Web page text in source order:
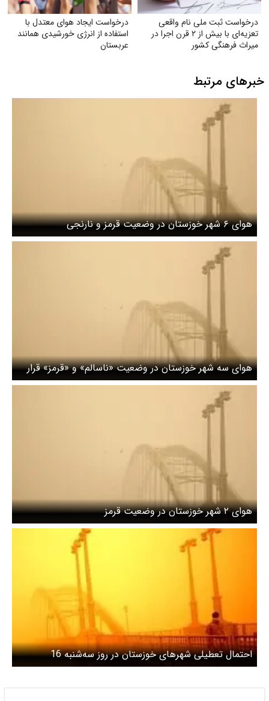
درخواست ثبت ملی نام واقعی
تعزیه‌ای با بیش از ۲ قرن اجرا در
میراث فرهنگی کشور
درخواست ایجاد هوای معتدل با
استفاده از انرژی خورشیدی همانند
عربستان
خبرهای مرتبط
هوای ۶ شهر خوزستان در وضعیت قرمز و نارنجی
هوای سه شهر خوزستان در وضعیت «ناسالم» و «قرمز» قرار
گرفت
هوای ۲ شهر خوزستان در وضعیت قرمز
احتمال تعطیلی شهرهای خوزستان در روز سه‌شنبه 16
اردیبهشت